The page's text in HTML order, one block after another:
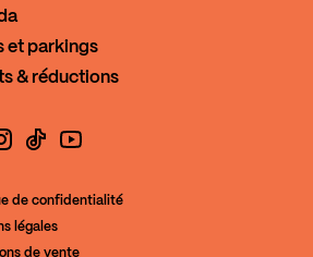
et parkings
& réductions
de confidentialité
légales
de vente
la Culture